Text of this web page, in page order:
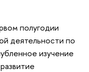
полугодии
деятельности по
изучение